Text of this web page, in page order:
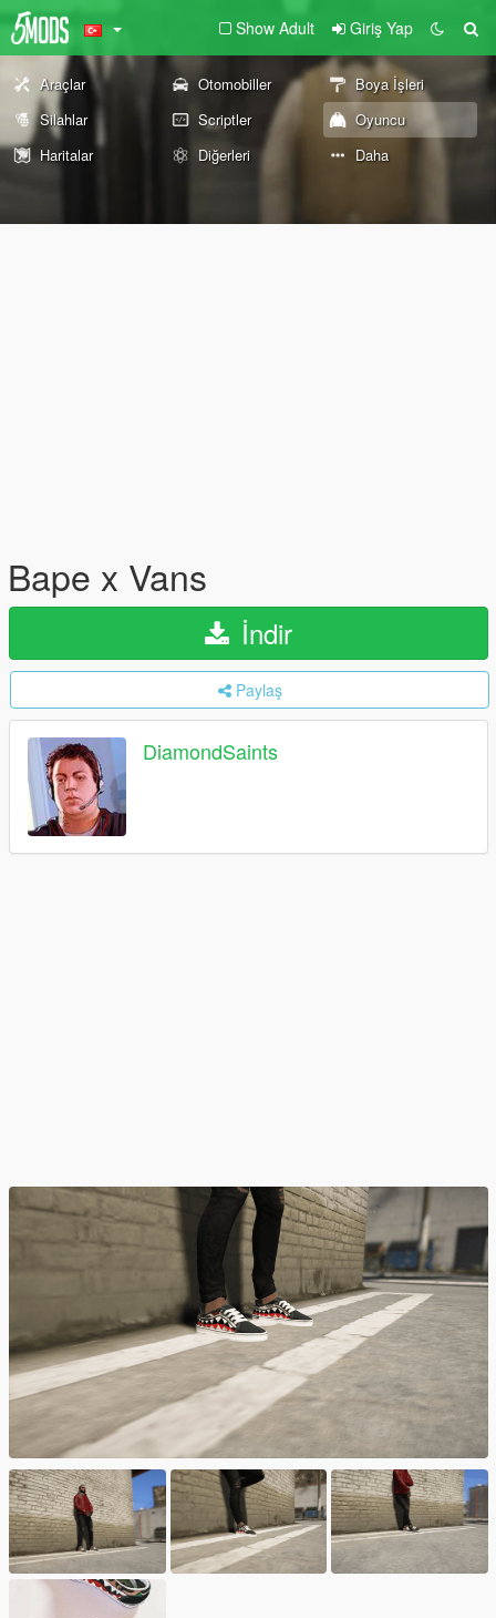
Show Adult Giriş Yap
Araçlar Otomobiller
Boya İşleri
Silahlar
Scriptler
Oyuncu
Haritalar
Diğerleri Daha
Bape x Vans
İndir
Paylaş
DiamondSaints